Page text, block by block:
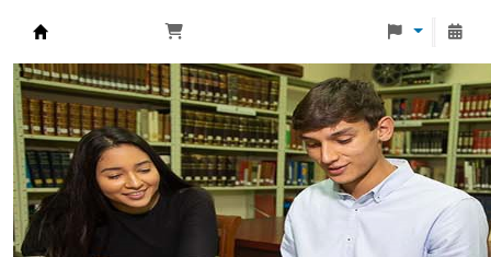
Biblioteca Universidad Monteávila